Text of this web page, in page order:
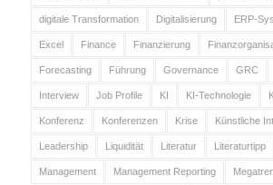
digitale Transformation Digitalisierung ERP-
Excel Finance Finanzierung
Forecasting Führung Governance GRC
Interview Job Profile KI KI-Technologie
Konferenz Konferenzen Krise Künstliche
Leadership Liquidität Literatur Literaturtipp
Management Management Reporting